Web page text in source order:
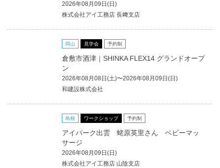
2026年08月09日(日)
株式会社アイ工務店 長﨑支店
岡山 見学会 予約制
倉敷市酒津｜SHINKA FLEX14 グランドオープ
ン
2026年08月08日(土)〜2026年08月09日(日)
和建設株式会社
島根 ワークショップ 予約制
アイパーク出雲 蛯原英里さん ベビーマッ
サージ
2026年08月09日(日)
株式会社アイ工務店 山陰支店